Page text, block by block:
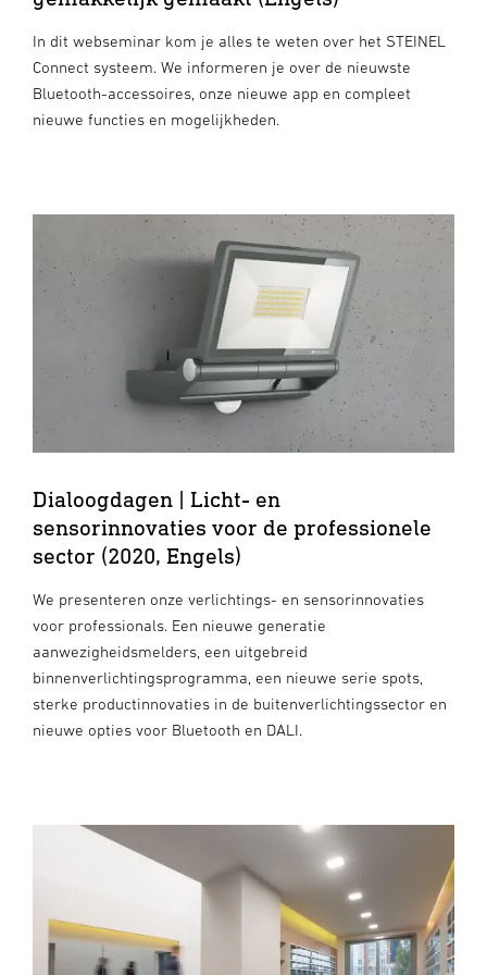
In dit webseminar kom je alles te weten over het STEINEL
Connect systeem. We informeren je over de nieuwste
Bluetooth-accessoires, onze nieuwe app en compleet
nieuwe functies en mogelijkheden.
Dialoogdagen | Licht- en
sensorinnovaties voor de professionele
sector (2020, Engels)
We presenteren onze verlichtings- en sensorinnovaties
voor professionals. Een nieuwe generatie
aanwezigheidsmelders, een uitgebreid
binnenverlichtingsprogramma, een nieuwe serie spots,
sterke productinnovaties in de buitenverlichtingssector en
nieuwe opties voor Bluetooth en DALI.